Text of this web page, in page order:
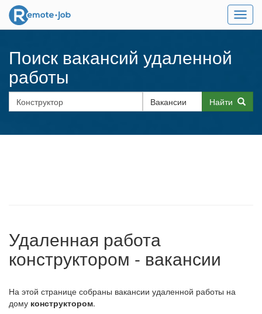
Меню
Поиск вакансий удаленной
работы
Найти
Удаленная работа
конструктором - вакансии
На этой странице собраны вакансии удаленной работы на
дому конструктором.